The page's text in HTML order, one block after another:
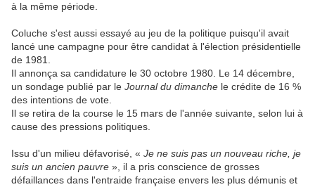
à la même période.
Coluche s'est aussi essayé au jeu de la politique puisqu'il avait
lancé une campagne pour être candidat à l'élection présidentielle
de 1981.
Il annonça sa candidature le 30 octobre 1980. Le 14 décembre,
un sondage publié par le Journal du dimanche le crédite de 16 %
des intentions de vote.
Il se retira de la course le 15 mars de l'année suivante, selon lui à
cause des pressions politiques.
Issu d'un milieu défavorisé, « Je ne suis pas un nouveau riche, je
suis un ancien pauvre », il a pris conscience de grosses
défaillances dans l'entraide française envers les plus démunis et